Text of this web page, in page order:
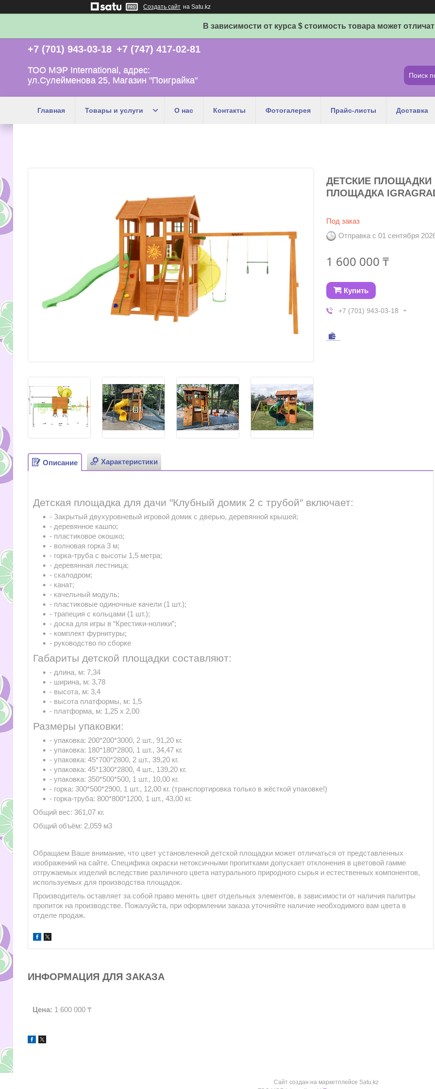
Создать сайт на Satu.kz
В зависимости от курса $ стоимость товара может
+7 (701) 943-03-18 +7 (747) 417-02-81
ТОО МЭР International, адрес:
ул.Сулейменова 25, Магазин "Поиграйка"
Главная Товары и услуги О нас Контакты Фотогалерея Прайс-листы Доставка
ДЕТСКИЕ ПЛОЩАДКИ
ПЛОЩАДКА
Под заказ
Отправка с 01 сентября
1 600 000 ₸
Купить
+7 (701) 943-03-18
Описание Характеристики
Детская площадка для дачи "Клубный домик 2 с трубой" включает:
- Закрытый двухуровневый игровой домик с дверью, деревянной крышей;
- деревянное кашпо;
- пластиковое окошко;
- волновая горка 3 м;
- горка-труба с высоты 1,5 метра;
- деревянная лестница;
- скалодром;
- канат;
- качельный модуль;
- пластиковые одиночные качели (1 шт.);
- трапеция с кольцами (1 шт.);
- доска для игры в “Крестики-нолики”;
- комплект фурнитуры;
- руководство по сборке
Габариты детской площадки составляют:
- длина, м: 7,34
- ширина, м: 3,78
- высота, м: 3,4
- высота платформы, м: 1,5
- платформа, м: 1,25 x 2,00
Размеры упаковки:
- упаковка: 200*200*3000, 2 шт., 91,20 кг.
- упаковка: 180*180*2800, 1 шт., 34,47 кг.
- упаковка: 45*700*2800, 2 шт., 39,20 кг.
- упаковка: 45*1300*2800, 4 шт., 139,20 кг.
- упаковка: 350*500*500, 1 шт., 10,00 кг.
- горка: 300*500*2900, 1 шт., 12,00 кг. (транспортировка только в жёсткой упаковке!)
- горка-труба: 800*800*1200, 1 шт., 43,00 кг.
Общий вес: 361,07 кг.
Общий объём: 2,059 м3
Обращаем Ваше внимание, что цвет установленной детской площадки может отличаться от представленных
изображений на сайте. Специфика окраски нетоксичными пропитками допускает отклонения в цветовой гамме
отгружаемых изделий вследствие различного цвета натурального природного сырья и естественных компонентов,
используемых для производства площадок.
Производитель оставляет за собой право менять цвет отдельных элементов, в зависимости от наличия палитры
пропиток на производстве. Пожалуйста, при оформлении заказа уточняйте наличие необходимого вам цвета в
отделе продаж.
ИНФОРМАЦИЯ ДЛЯ ЗАКАЗА
Цена: 1 600 000 ₸
Сайт создан на маркетплейсе Satu.kz